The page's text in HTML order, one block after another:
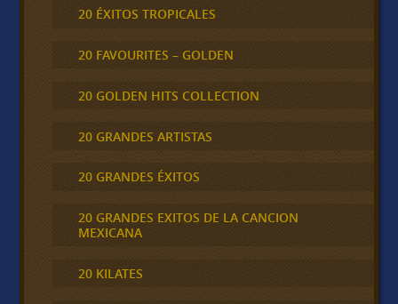
20 ÉXITOS TROPICALES
20 FAVOURITES – GOLDEN
20 GOLDEN HITS COLLECTION
20 GRANDES ARTISTAS
20 GRANDES ÉXITOS
20 GRANDES EXITOS DE LA CANCION
MEXICANA
20 KILATES